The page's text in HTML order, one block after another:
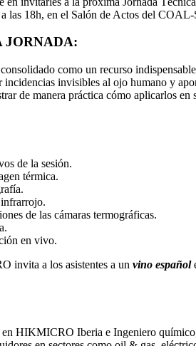
las 18h, en el Salón de Actos del
JORNADA:
como un recurso
invisibles al ojo humano y
de manera práctica cómo aplicarlos en
de la sesión.
térmica.
de las cámaras termográficas.
en vivo.
invita a los asistentes a un vino español
HIKMICRO Iberia e Ingeniero